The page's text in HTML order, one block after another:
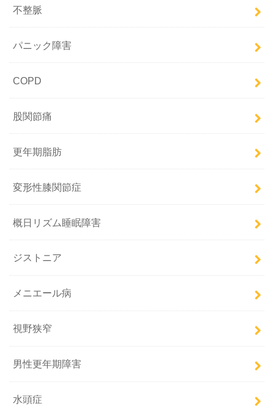
不整脈
パニック障害
COPD
股関節痛
更年期脂肪
変形性膝関節症
概日リズム睡眠障害
ジストニア
メニエール病
視野狭窄
男性更年期障害
水頭症